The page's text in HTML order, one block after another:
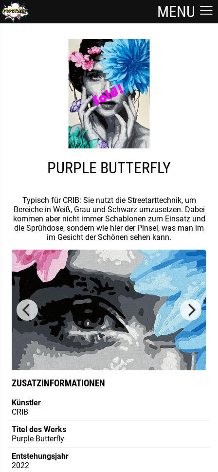
MENU
PURPLE BUTTERFLY
Typisch für CRIB: Sie nutzt die Streetarttechnik, um
Bereiche in Weiß, Grau und Schwarz umzusetzen. Dabei
kommen aber nicht immer Schablonen zum Einsatz und
die Sprühdose, sondern wie hier der Pinsel, was man im
im Gesicht der Schönen sehen kann.
ZUSATZINFORMATIONEN
Künstler
CRIB
Titel des Werks
Purple Butterfly
Entstehungsjahr
2022